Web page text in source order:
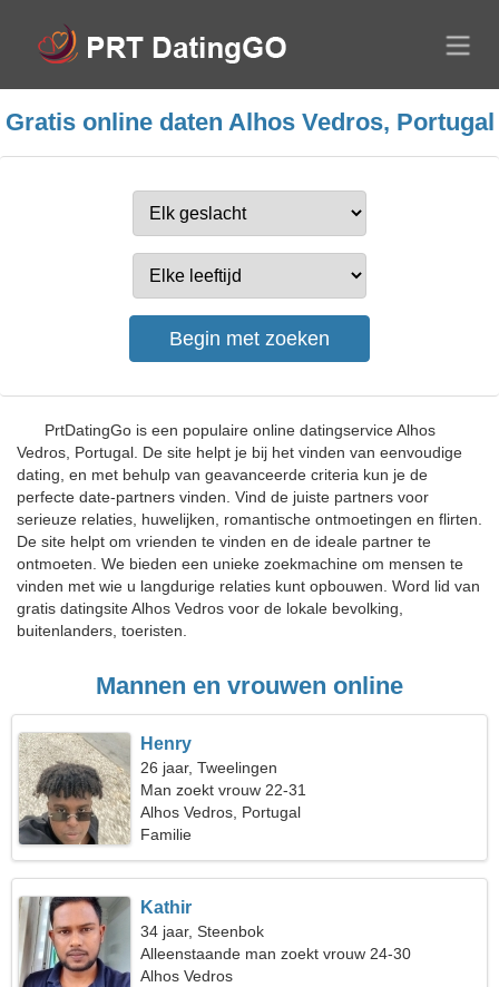
Gratis online daten Alhos Vedros, Portugal
PrtDatingGo is een populaire online datingservice Alhos
Vedros, Portugal. De site helpt je bij het vinden van eenvoudige
dating, en met behulp van geavanceerde criteria kun je de
perfecte date-partners vinden. Vind de juiste partners voor
serieuze relaties, huwelijken, romantische ontmoetingen en flirten.
De site helpt om vrienden te vinden en de ideale partner te
ontmoeten. We bieden een unieke zoekmachine om mensen te
vinden met wie u langdurige relaties kunt opbouwen. Word lid van
gratis datingsite Alhos Vedros voor de lokale bevolking,
buitenlanders, toeristen.
Mannen en vrouwen online
Henry
26 jaar, Tweelingen
Man zoekt vrouw 22-31
Alhos Vedros, Portugal
Familie
Kathir
34 jaar, Steenbok
Alleenstaande man zoekt vrouw 24-30
Alhos Vedros